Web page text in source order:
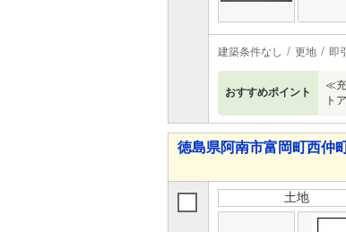
建築条件なし 更地 即
おすすめポイント
≪充
ト
徳島県阿南市富岡町西仲
土地